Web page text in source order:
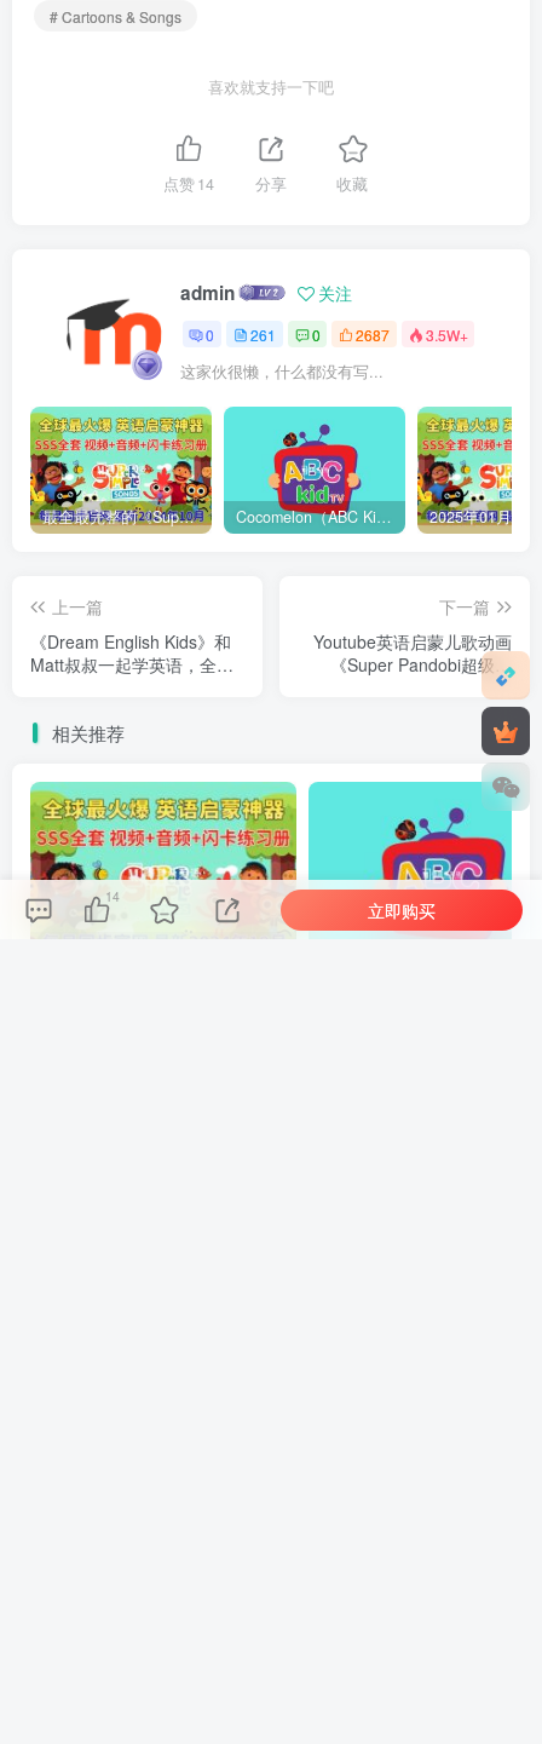
# Cartoons & Songs
喜欢就支持一下吧
点赞14 分享 收藏
admin 关注
0 261 0 2687 3.5W+
这家伙很懒，什么都没有写...
最全最完整的《Super Simple Songs》英文启蒙儿歌视频，自然拼读、英语动画视频，各系列总共1933集视频，1080P高清视频带英文字幕，百度网盘下载！ Cocomelon（ABC Kid TV）英语启蒙儿歌童谣视频，全938集，1080P高清视频带英文字幕，带音频MP3，百度网盘下载！
上一篇
《Dream English Kids》和
Matt叔叔一起学英语，全
下一篇
Youtube英语启蒙儿歌动画
《Super Pandobi超级熊
猫》全243集，1080P高清视
频带英文字幕，带音频
MP3，百度网盘下载！
相关推荐
14
立即购买